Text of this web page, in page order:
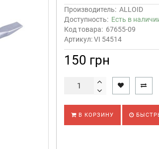
Производитель: ALLOID
Доступность: Есть в
Код товара: 67655-09
Артикул: VI 54514
150 грн
В КОРЗИНУ